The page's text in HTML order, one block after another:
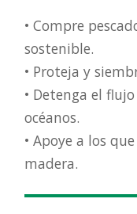
• Compre
sostenible.
• Proteja y
• Detenga el
océanos.
• Apoye a los
madera.